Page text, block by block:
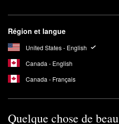
Région et langue
United States - English
Canada - English
Canada - Français
Quelque chose de beau